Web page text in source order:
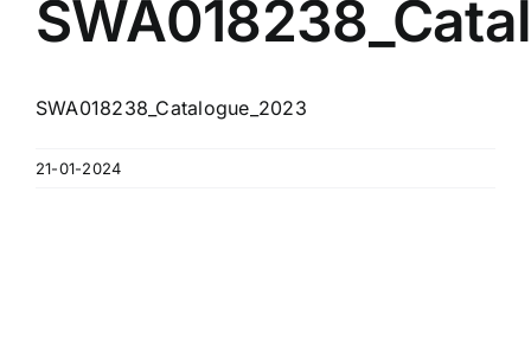
Contact
Clients
SWA018238_Catalogue_2023
21-01-2024